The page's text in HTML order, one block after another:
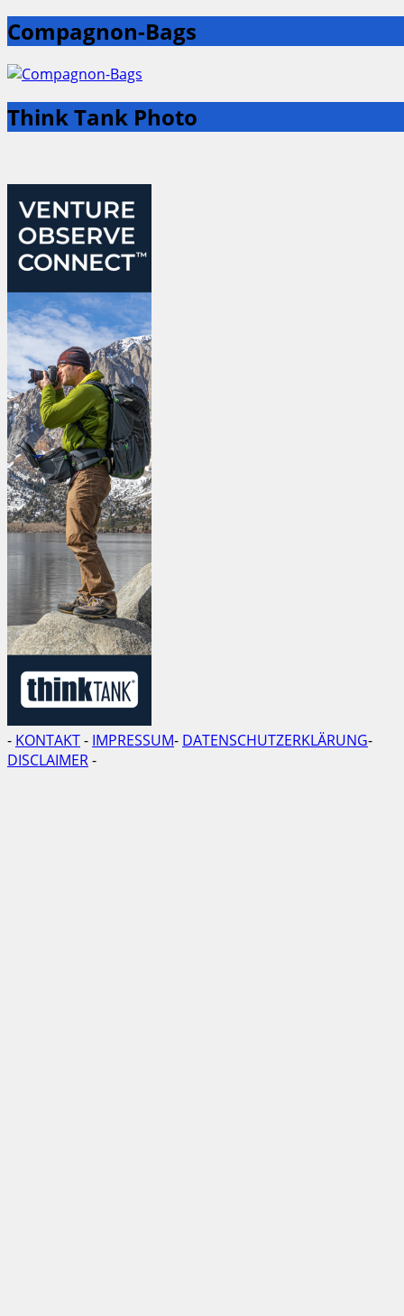
Compagnon-Bags
Think Tank Photo
- KONTAKT- IMPRESSUM- DATENSCHUTZERKLÄRUNG-
DISCLAIMER-